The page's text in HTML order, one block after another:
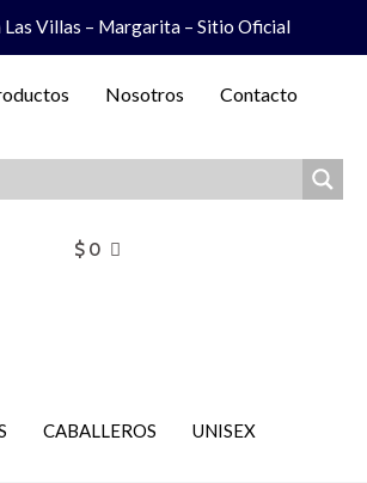
Villas – Margarita – Sitio Oficial
Nosotros Contacto
$ 0
CABALLEROS UNISEX